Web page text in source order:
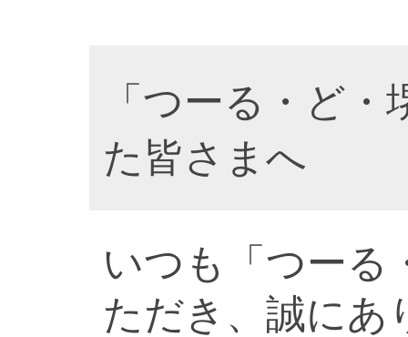
「つーる・ど
た皆さまへ
いつも「つーる
ただき、誠にあ